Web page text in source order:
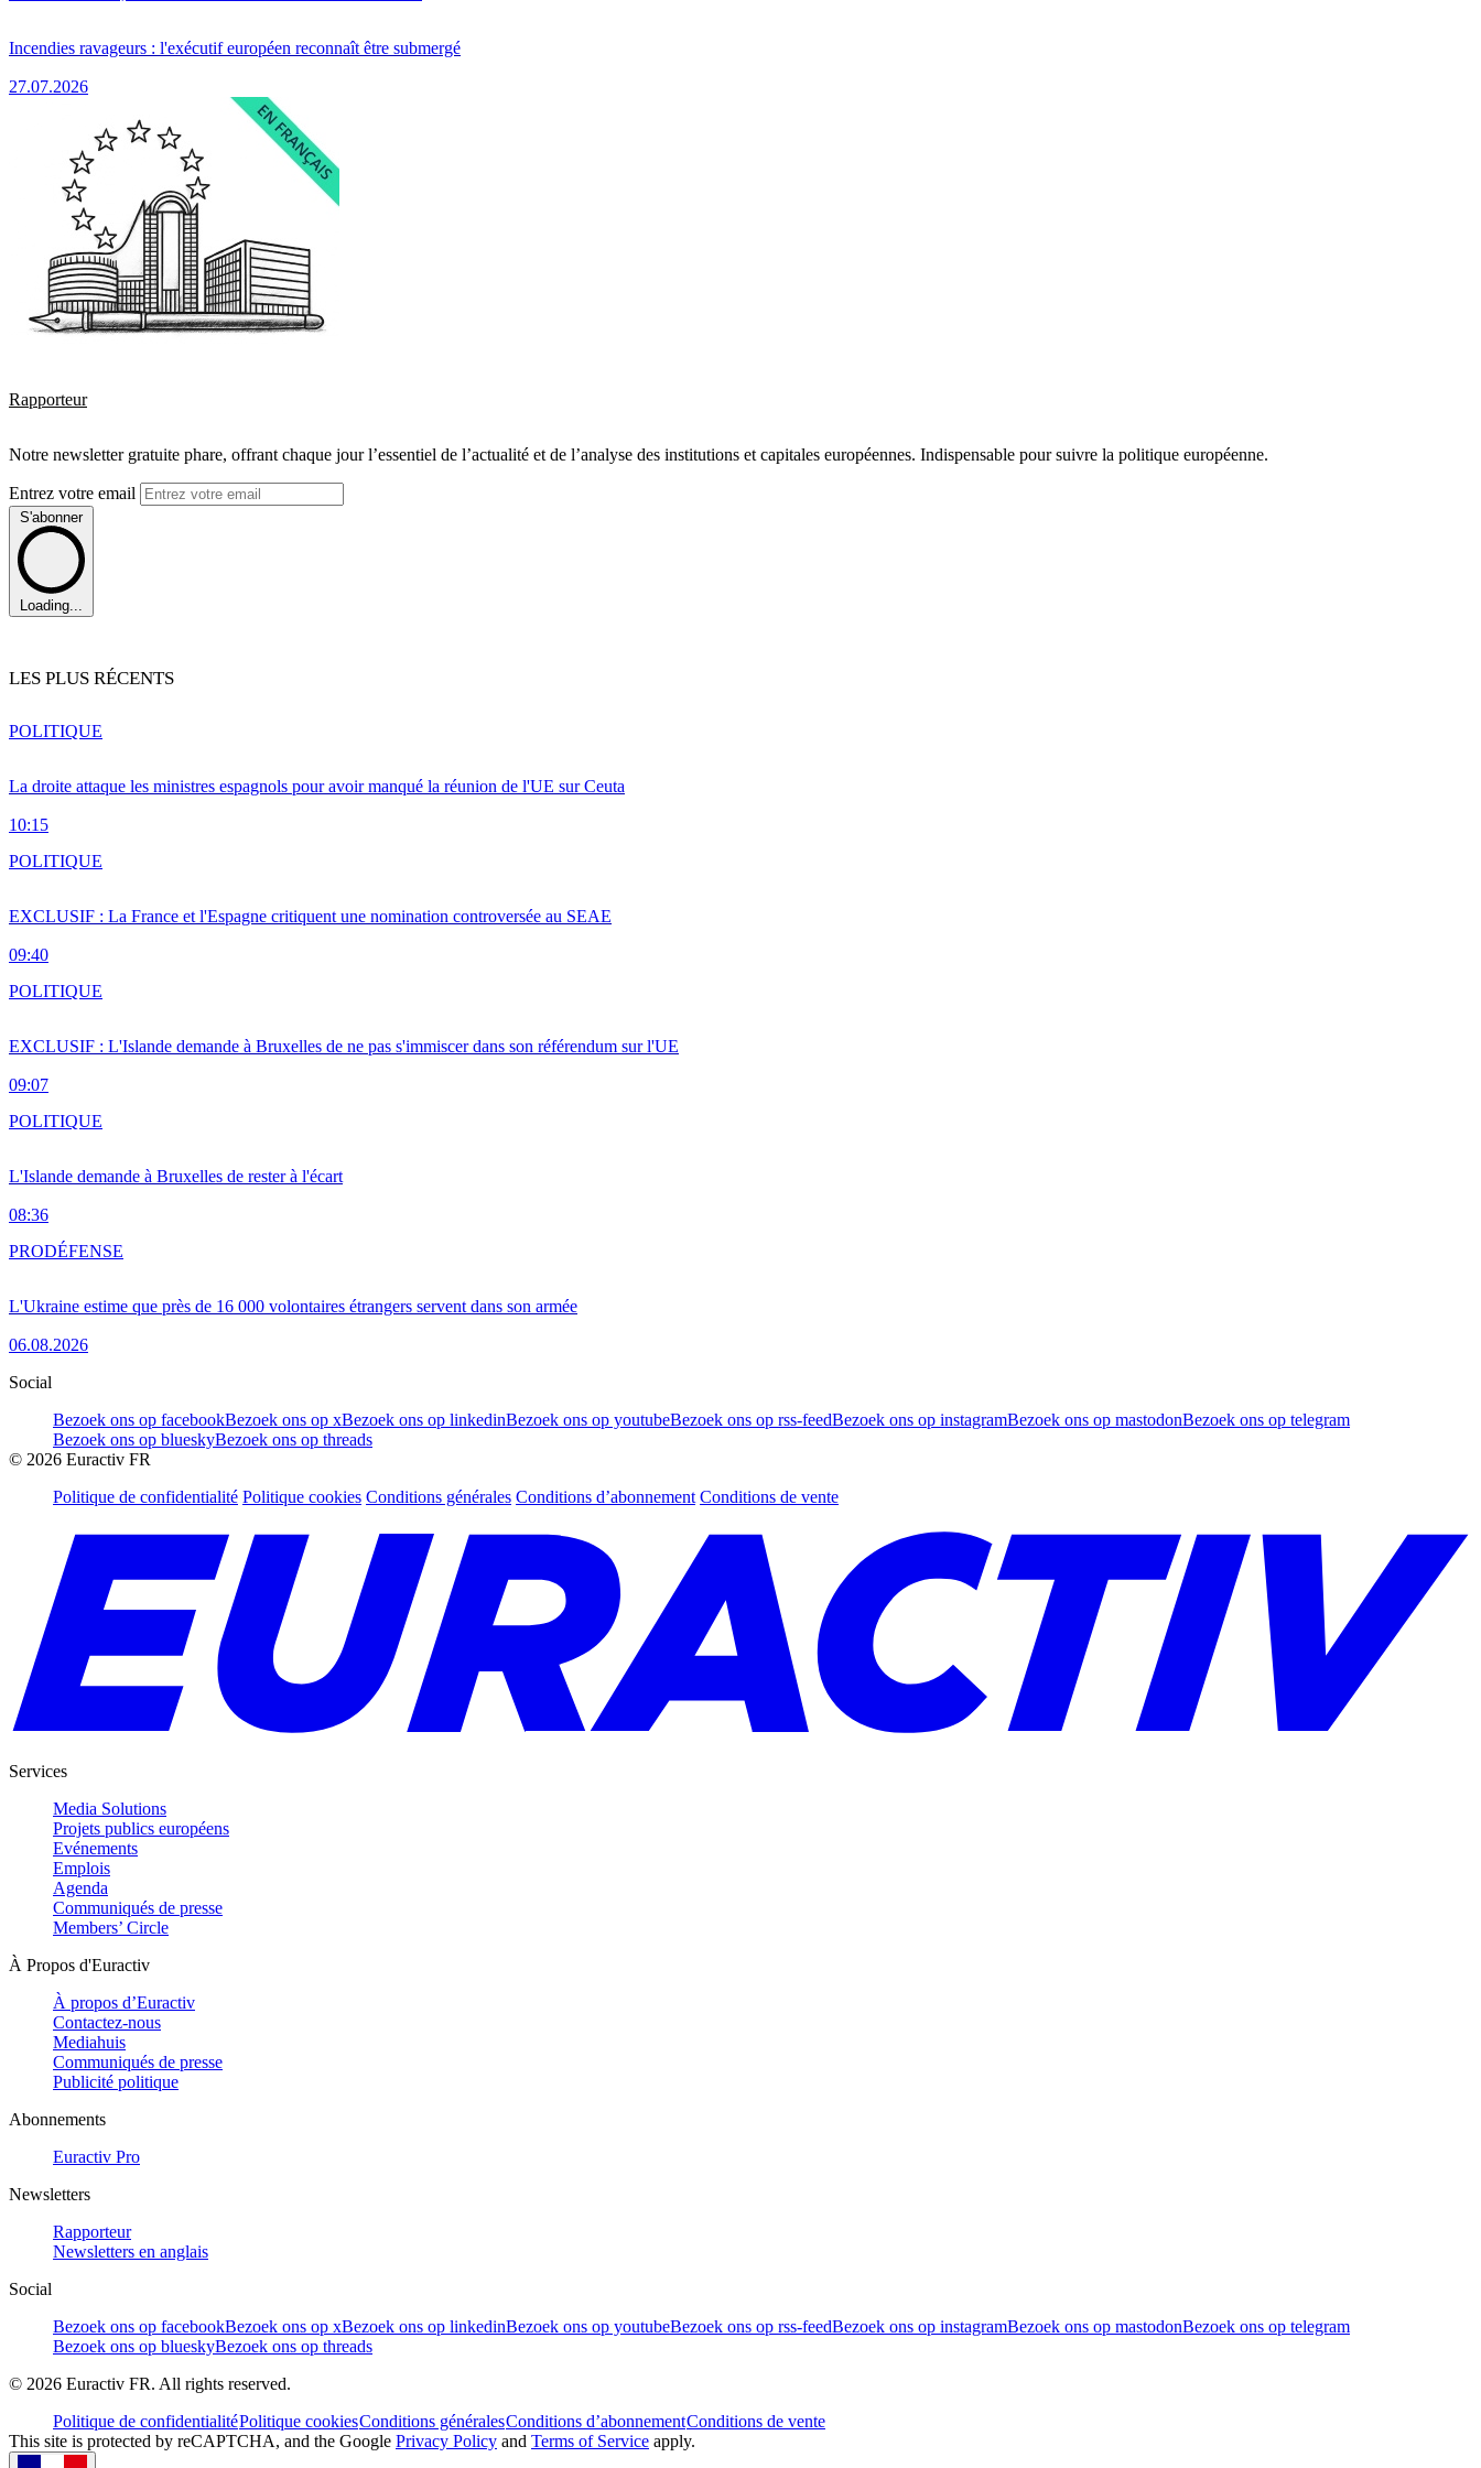
Incendies ravageurs : l'exécutif européen reconnaît être submergé
27.07.2026
Rapporteur
Notre newsletter gratuite phare, offrant chaque jour l’essentiel de l’actualité et de l’analyse des institutions et capitales européennes. Indispensable pour suivre la politique européenne.
Entrez votre email
S'abonner
Loading...
LES PLUS RÉCENTS
La droite attaque les ministres espagnols pour avoir manqué la réunion de l'UE sur Ceuta
10:15
POLITIQUE
EXCLUSIF : La France et l'Espagne critiquent une nomination controversée au SEAE
09:40
POLITIQUE
EXCLUSIF : L'Islande demande à Bruxelles de ne pas s'immiscer dans son référendum sur l'UE
09:07
POLITIQUE
L'Islande demande à Bruxelles de rester à l'écart
08:36
POLITIQUE
L'Ukraine estime que près de 16 000 volontaires étrangers servent dans son armée
06.08.2026
PRODÉFENSE
Social
Bezoek ons op facebookBezoek ons op xBezoek ons op linkedinBezoek ons op youtubeBezoek ons op rss-feedBezoek ons op instagramBezoek ons op mastodonBezoek ons op telegram
Bezoek ons op blueskyBezoek ons op threads
© 2026 Euractiv FR
Politique de confidentialité Politique cookies Conditions générales Conditions d’abonnement Conditions de vente
Services
Media Solutions
Projets publics européens
Evénements
Emplois
Agenda
Communiqués de presse
Members’ Circle
À Propos d'Euractiv
À propos d’Euractiv
Contactez-nous
Mediahuis
Communiqués de presse
Publicité politique
Abonnements
Euractiv Pro
Newsletters
Rapporteur
Newsletters en anglais
Social
Bezoek ons op facebookBezoek ons op xBezoek ons op linkedinBezoek ons op youtubeBezoek ons op rss-feedBezoek ons op instagramBezoek ons op mastodonBezoek ons op telegram
Bezoek ons op blueskyBezoek ons op threads
© 2026 Euractiv FR. All rights reserved.
Politique de confidentialitéPolitique cookiesConditions généralesConditions d’abonnementConditions de vente
This site is protected by reCAPTCHA, and the Google Privacy Policy and Terms of Service apply.